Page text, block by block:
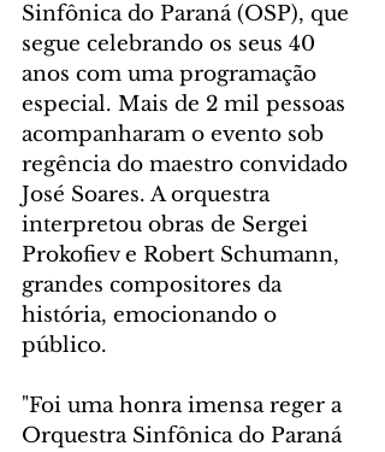
Sinfônica do Paraná (OSP), que
segue celebrando os seus 40
anos com uma programação
especial. Mais de 2 mil pessoas
acompanharam o evento sob
regência do maestro convidado
José Soares. A orquestra
interpretou obras de Sergei
Prokofiev e Robert Schumann,
grandes compositores da
história, emocionando o
público.
"Foi uma honra imensa reger a
Orquestra Sinfônica do Paraná